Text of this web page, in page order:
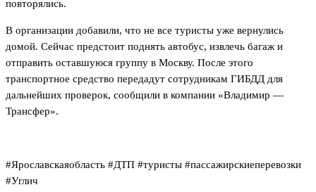
повторялись.
В организации добавили, что не все туристы уже вернулись
домой. Сейчас предстоит поднять автобус, извлечь багаж и
отправить оставшуюся группу в Москву. После этого
транспортное средство передадут сотрудникам ГИБДД для
дальнейших проверок, сообщили в компании «Владимир —
Трансфер».
#Ярославскаяобласть #ДТП #туристы #пассажирскиеперевозки
#Углич